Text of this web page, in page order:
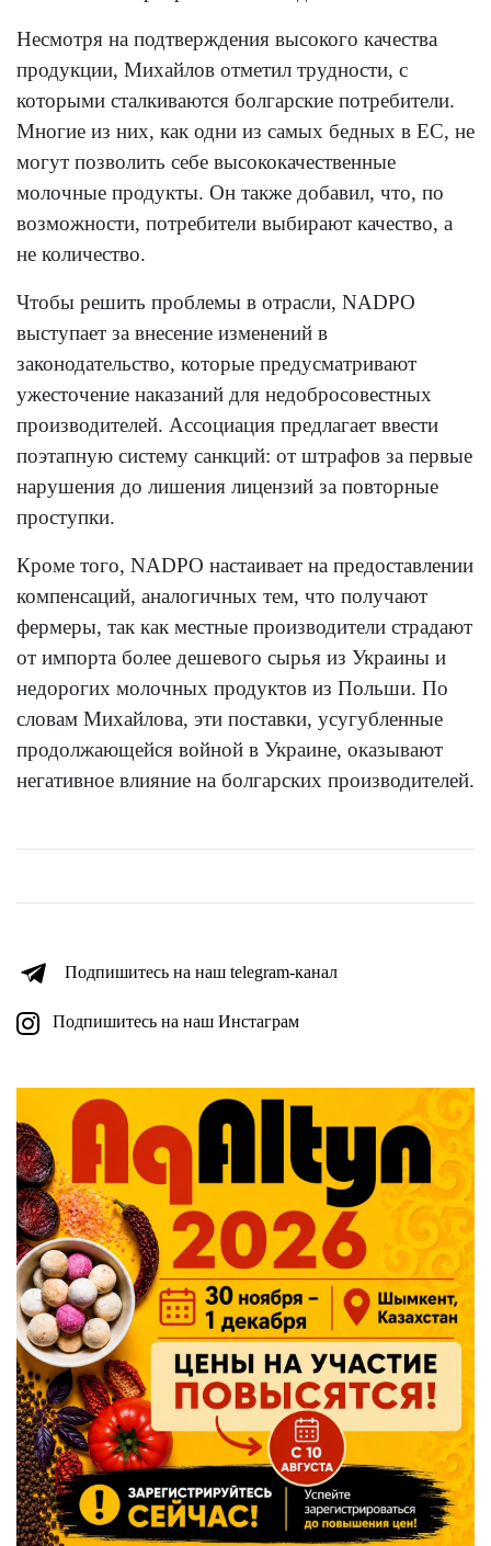
Несмотря на подтверждения высокого качества
продукции, Михайлов отметил трудности, с
которыми сталкиваются болгарские потребители.
Многие из них, как одни из самых бедных в ЕС, не
могут позволить себе высококачественные
молочные продукты. Он также добавил, что, по
возможности, потребители выбирают качество, а
не количество.
Чтобы решить проблемы в отрасли, NADPO
выступает за внесение изменений в
законодательство, которые предусматривают
ужесточение наказаний для недобросовестных
производителей. Ассоциация предлагает ввести
поэтапную систему санкций: от штрафов за первые
нарушения до лишения лицензий за повторные
проступки.
Кроме того, NADPO настаивает на предоставлении
компенсаций, аналогичных тем, что получают
фермеры, так как местные производители страдают
от импорта более дешевого сырья из Украины и
недорогих молочных продуктов из Польши. По
словам Михайлова, эти поставки, усугубленные
продолжающейся войной в Украине, оказывают
негативное влияние на болгарских производителей.
Подпишитесь на наш telegram-канал
Подпишитесь на наш Инстаграм